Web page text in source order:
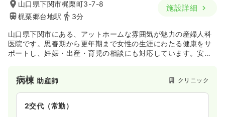
山口県下関市梶栗町3-7-8
梶栗郷台地駅
3分
施設詳細
山口県下関市にある、アットホームな雰囲気が魅力の産婦人科
医院です。思春期から更年期まで女性の生涯にわたる健康をサ
ポートし、妊娠・出産・育児の相談にも対応しています。安全
制が整っています。
病棟 助産師 クリニック
2交代（常勤）